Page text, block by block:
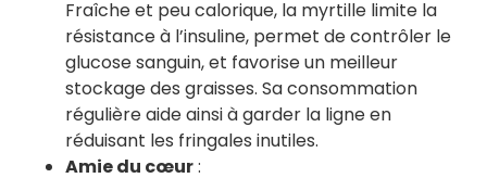
Fraîche et peu calorique, la myrtille limite la
résistance à l’insuline, permet de contrôler le
glucose sanguin, et favorise un meilleur
stockage des graisses. Sa consommation
régulière aide ainsi à garder la ligne en
réduisant les fringales inutiles.
Amie du cœur: